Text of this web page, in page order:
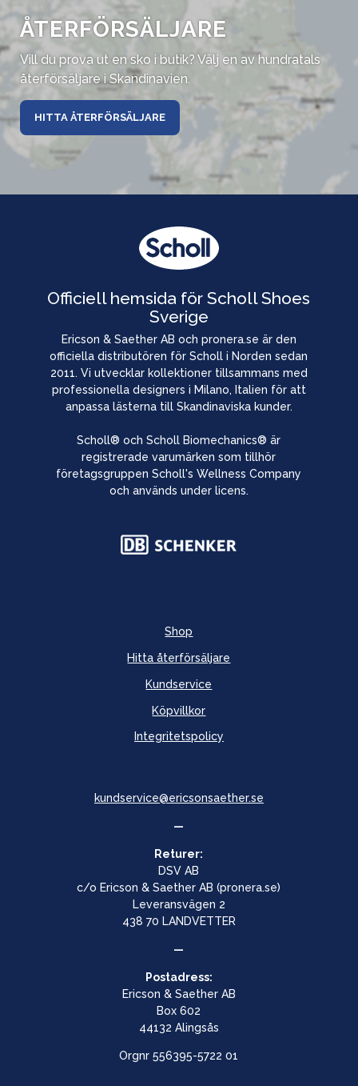
ÅTERFÖRSÄLJARE
Vill du prova ut en sko i butik? Välj en av hundratals
återförsäljare i Skandinavien.
HITTA ÅTERFÖRSÄLJARE
Officiell hemsida för Scholl Shoes
Sverige
Ericson & Saether AB och pronera.se är den
officiella distributören för Scholl i Norden sedan
2011. Vi utvecklar kollektioner tillsammans med
professionella designers i Milano, Italien för att
anpassa lästerna till Skandinaviska kunder.
Scholl® och Scholl Biomechanics® är
registrerade varumärken som tillhör
företagsgruppen Scholl's Wellness Company
och används under licens.
Shop
Hitta återförsäljare
Kundservice
Köpvillkor
Integritetspolicy
kundservice@ericsonsaether.se
—
Returer:
DSV AB
c/o Ericson & Saether AB (pronera.se)
Leveransvägen 2
438 70 LANDVETTER
—
Postadress:
Ericson & Saether AB
Box 602
44132 Alingsås
Orgnr556395-5722 01